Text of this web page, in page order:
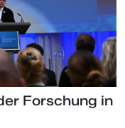
Forschung in